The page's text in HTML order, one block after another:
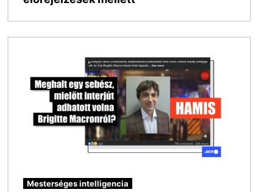
Mesterséges intelligencia